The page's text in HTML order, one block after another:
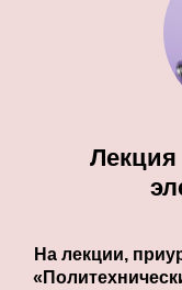
На лекции,